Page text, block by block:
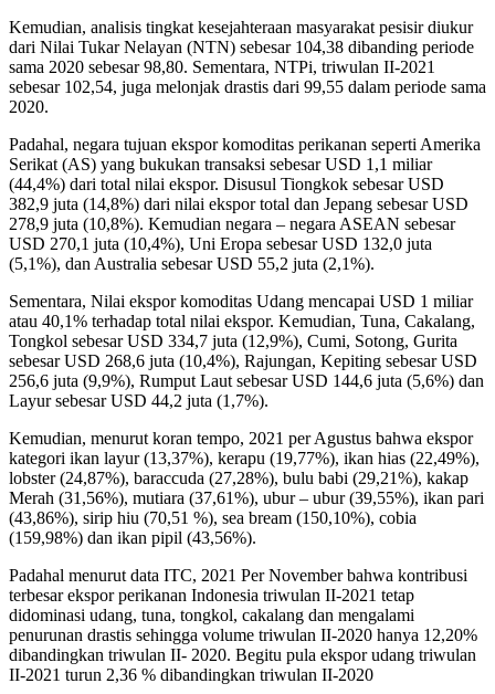
Kemudian, analisis tingkat kesejahteraan masyarakat pesisir diukur
dari Nilai Tukar Nelayan (NTN) sebesar 104,38 dibanding periode
sama 2020 sebesar 98,80. Sementara, NTPi, triwulan II-2021
sebesar 102,54, juga melonjak drastis dari 99,55 dalam periode sama
2020.
Padahal, negara tujuan ekspor komoditas perikanan seperti Amerika
Serikat (AS) yang bukukan transaksi sebesar USD 1,1 miliar
(44,4%) dari total nilai ekspor. Disusul Tiongkok sebesar USD
382,9 juta (14,8%) dari nilai ekspor total dan Jepang sebesar USD
278,9 juta (10,8%). Kemudian negara – negara ASEAN sebesar
USD 270,1 juta (10,4%), Uni Eropa sebesar USD 132,0 juta
(5,1%), dan Australia sebesar USD 55,2 juta (2,1%).
Sementara, Nilai ekspor komoditas Udang mencapai USD 1 miliar
atau 40,1% terhadap total nilai ekspor. Kemudian, Tuna, Cakalang,
Tongkol sebesar USD 334,7 juta (12,9%), Cumi, Sotong, Gurita
sebesar USD 268,6 juta (10,4%), Rajungan, Kepiting sebesar USD
256,6 juta (9,9%), Rumput Laut sebesar USD 144,6 juta (5,6%) dan
Layur sebesar USD 44,2 juta (1,7%).
Kemudian, menurut koran tempo, 2021 per Agustus bahwa ekspor
kategori ikan layur (13,37%), kerapu (19,77%), ikan hias (22,49%),
lobster (24,87%), baraccuda (27,28%), bulu babi (29,21%), kakap
Merah (31,56%), mutiara (37,61%), ubur – ubur (39,55%), ikan pari
(43,86%), sirip hiu (70,51 %), sea bream (150,10%), cobia
(159,98%) dan ikan pipil (43,56%).
Padahal menurut data ITC, 2021 Per November bahwa kontribusi
terbesar ekspor perikanan Indonesia triwulan II-2021 tetap
didominasi udang, tuna, tongkol, cakalang dan mengalami
penurunan drastis sehingga volume triwulan II-2020 hanya 12,20%
dibandingkan triwulan II- 2020. Begitu pula ekspor udang triwulan
II-2021 turun 2,36 % dibandingkan triwulan II-2020